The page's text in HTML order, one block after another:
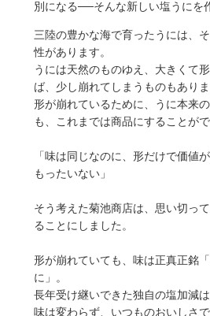
別になる──そんな新しい塩うにを
三陸の豊かな海で育ったうには、
性があります。
うには天然のものゆえ、大きくて
ば、少し崩れてしまうものもありま
形が崩れているために、うに本来
も、これまでは商品にすることが
「味は同じなのに、形だけで価値
もったいない」
そう考えた菊池商店は、思い切っ
ることにしました。
形が崩れていても、味は正真正銘
に」。
長年受け継いできた独自の塩加減は
味は変わらず、いつものおいしさで